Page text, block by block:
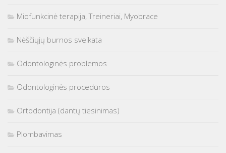
Miofunkcinė terapija, Treineriai, Myobrace
Nėščiųjų burnos sveikata
Odontologinės problemos
Odontologinės procedūros
Ortodontija (dantų tiesinimas)
Plombavimas